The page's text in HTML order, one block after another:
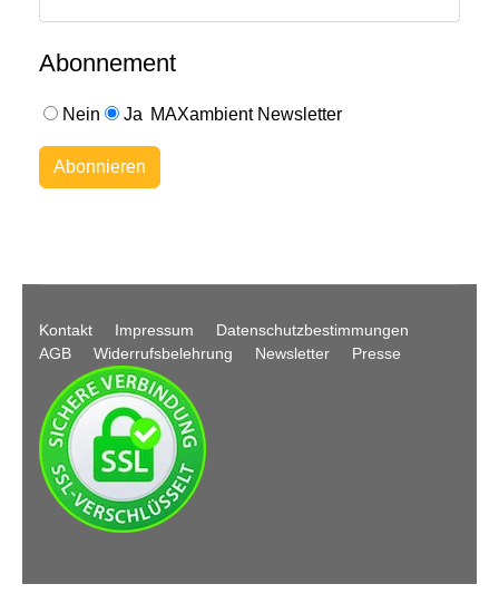
Abonnement
Nein Ja MAXambient Newsletter
Abonnieren
Kontakt Impressum
Datenschutzbestimmungen
AGB
Widerrufsbelehrung Newsletter Presse